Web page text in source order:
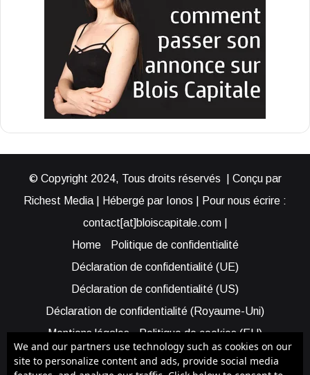
© Copyright 2024, Tous droits réservés | Conçu par
Richest Media | Hébergé par Ionos | Pour nous écrire :
contact[at]bloiscapitale.com |
Home
Politique de confidentialité
Déclaration de confidentialité (UE)
Déclaration de confidentialité (US)
Déclaration de confidentialité (Royaume-Uni)
Mentions légales
Politique de cookies (EU)
Cookie Policy (AUS)
Cookie Policy (US)
We and our partners use technology such as cookies on our
site to personalize content and ads, provide social media